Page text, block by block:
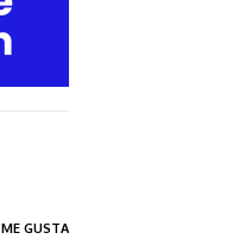
ME GUSTA